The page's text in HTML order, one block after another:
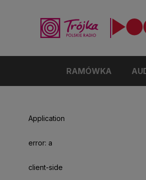
RAMÓWKA
Application
error: a
client-side